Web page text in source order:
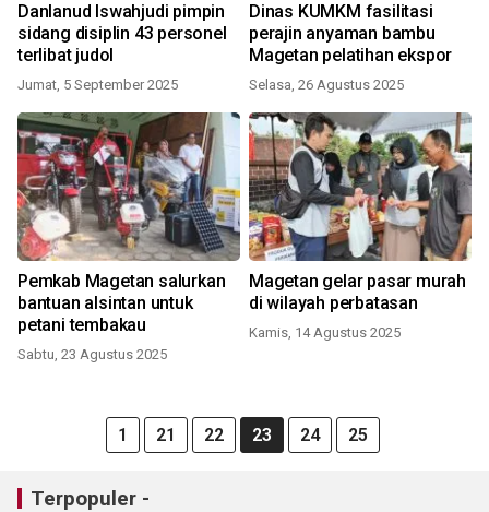
Danlanud Iswahjudi pimpin
sidang disiplin 43 personel
terlibat judol
Jumat, 5 September 2025
Dinas KUMKM fasilitasi
perajin anyaman bambu
Magetan pelatihan ekspor
Selasa, 26 Agustus 2025
Pemkab Magetan salurkan
bantuan alsintan untuk
petani tembakau
Sabtu, 23 Agustus 2025
Magetan gelar pasar murah
di wilayah perbatasan
Kamis, 14 Agustus 2025
1 21 22 23 24 25
Terpopuler -